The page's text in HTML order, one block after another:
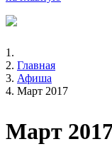
Главная
Афиша
Март 2017
Март